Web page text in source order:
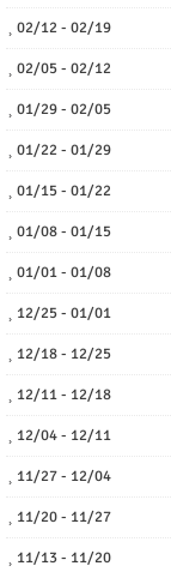
02/12 - 02/19
02/05 - 02/12
01/29 - 02/05
01/22 - 01/29
01/15 - 01/22
01/08 - 01/15
01/01 - 01/08
12/25 - 01/01
12/18 - 12/25
12/11 - 12/18
12/04 - 12/11
11/27 - 12/04
11/20 - 11/27
11/13 - 11/20